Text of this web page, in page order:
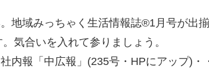
地域みっちゃく生活情報誌®1月号が出揃
気合いを入れて参りましょう。
内報「中広報」(235号・HPにアップ)・